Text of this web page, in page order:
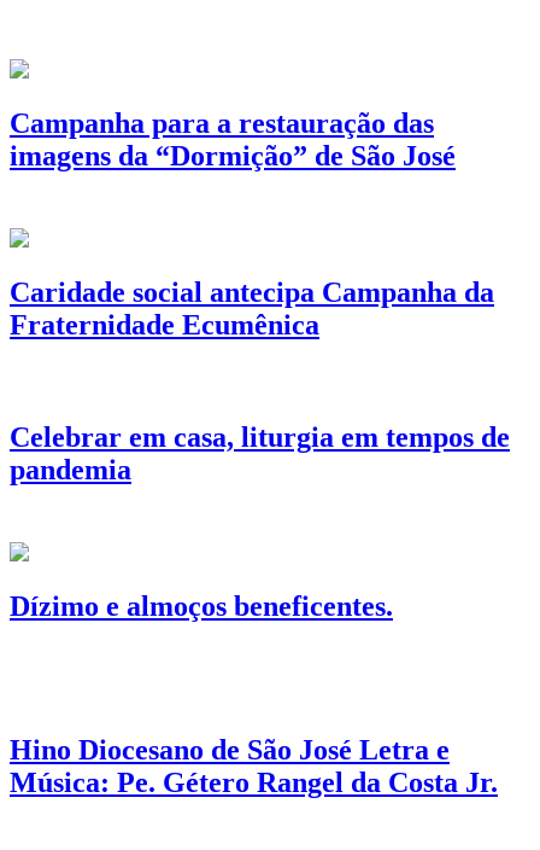
Campanha para a restauração das
imagens da “Dormição” de São José
Caridade social antecipa Campanha da
Fraternidade Ecumênica
Celebrar em casa, liturgia em tempos de
pandemia
Dízimo e almoços beneficentes.
Hino Diocesano de São José Letra e
Música: Pe. Gétero Rangel da Costa Jr.